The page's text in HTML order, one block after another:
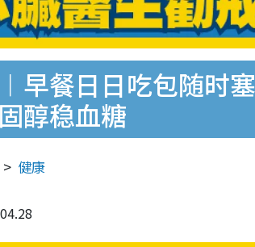
早餐日日吃包随时
醇稳血糖
健康